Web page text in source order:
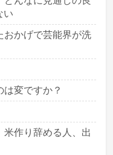
い
おかげで芸能界が洗
変ですか？
作り辞める人、出